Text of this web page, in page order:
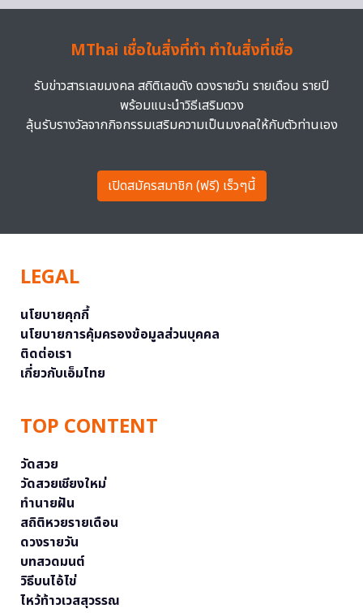
MThai เชื่อในสิ่งที่ทำ ทำในสิ่งที่เชื่อ
รับข่าวสารเลขมงคล สถิติเลขดัง ดวงรายวัน รายเดือน รายปี
พร้อมแนะนำวิธีเสริมดวง
ลุ้นรับรางวัลจากกิจกรรมเสริมความเป็นมงคลให้กับตัวท่านเอง
เปิดสมัครสมาชิก (ฟรี) เร็วๆนี้
LEGAL
นโยบายคุกกี้
นโยบายการคุ้มครองข้อมูลส่วนบุคคล
ติดต่อเรา
เกี่ยวกับเอ็มไทย
TOP CONTENT
วัดสวย
วัดสวยเชียงใหม่
ทำนายฝัน
สถิติหวยรายเดือน
ดวงรายวัน
บทสวดมนต์
วิธีบนไอ้ไข่
ไหว้ท้าวเวสสุวรรณ